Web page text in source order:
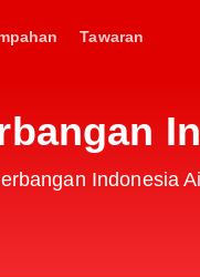
Tawaran
Indonesia